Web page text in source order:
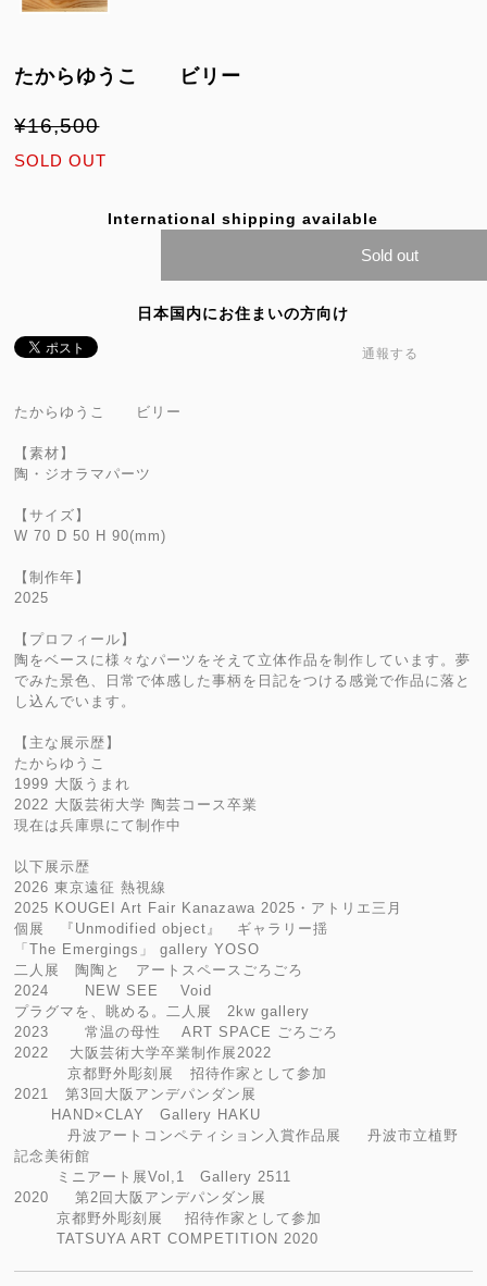
たからゆうこ ビリー
¥16,500
SOLD OUT
International shipping available
Sold out
日本国内にお住まいの方向け
通報する
たからゆうこ ビリー
【素材】
陶・ジオラマパーツ
【サイズ】
W 70 D 50 H 90(mm)
【制作年】
2025
【プロフィール】
陶をベースに様々なパーツをそえて立体作品を制作しています。夢
でみた景色、日常で体感した事柄を日記をつける感覚で作品に落と
し込んでいます。
【主な展示歴】
たからゆうこ
1999 大阪うまれ
2022 大阪芸術大学 陶芸コース卒業
現在は兵庫県にて制作中
以下展示歴
2026 東京遠征 熱視線
2025 KOUGEI Art Fair Kanazawa 2025・アトリエ三月
個展 『Unmodified object』 ギャラリー揺
「The Emergings」 gallery YOSO
二人展 陶陶と アートスペースごろごろ
2024 NEW SEE Void
プラグマを、眺める。二人展 2kw gallery
2023 常温の母性 ART SPACE ごろごろ
2022 大阪芸術大学卒業制作展2022
京都野外彫刻展 招待作家として参加
2021 第3回大阪アンデパンダン展
HAND×CLAY Gallery HAKU
丹波アートコンペティション入賞作品展 丹波市立植野
記念美術館
ミニアート展Vol,1 Gallery 2511
2020 第2回大阪アンデパンダン展
京都野外彫刻展 招待作家として参加
TATSUYA ART COMPETITION 2020